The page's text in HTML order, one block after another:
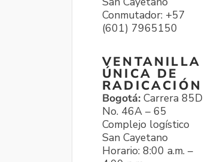
Conmutador: +57
(601) 7965150
VENTANILLA
ÚNICA DE
RADICACIÓN
Bogotá: Carrera 85D
No. 46A – 65
Complejo logístico
San Cayetano
Horario: 8:00 a.m. –